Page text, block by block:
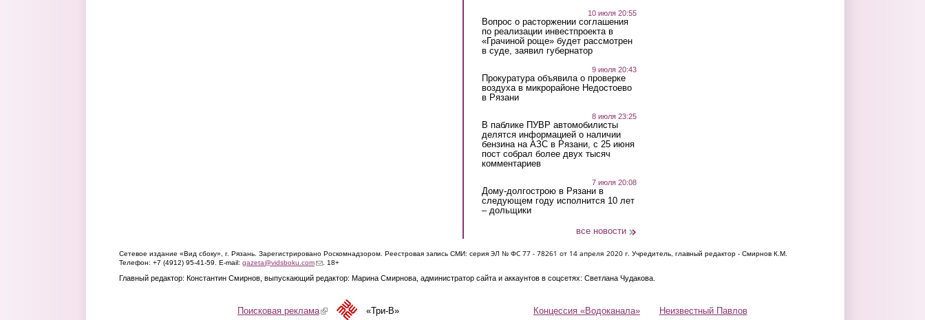
10 июля 20:55
Вопрос о расторжении соглашения
по реализации инвестпроекта в
«Грачиной роще» будет рассмотрен
в суде, заявил губернатор
9 июля 20:43
Прокуратура объявила о проверке
воздуха в микрорайоне Недостоево
в Рязани
8 июля 23:25
В паблике ПУВР автомобилисты
делятся информацией о наличии
бензина на АЗС в Рязани, с 25 июня
пост собрал более двух тысяч
комментариев
7 июля 20:08
Дому-долгострою в Рязани в
следующем году исполнится 10 лет
– дольщики
все новости
Сетевое издание «Вид сбоку», г. Рязань. Зарегистрировано Роскомнадзором. Реестровая запись СМИ: серия ЭЛ № ФС 77 - 78261 от 14 апреля 2020 г. Учредитель, главный редактор - Смирнов К.М.
Телефон: +7 (4912) 95-41-59. E-mail: gazeta@vidsboku.com(link sends e-mail)
. 18+
Главный редактор: Константин Смирнов, выпускающий редактор: Марина Смирнова, администратор сайта и аккаунтов в соцсетях: Светлана Чудакова.
Концессия «Водоканала» Неизвестный Павлов
Поисковая реклама(link is external)«Три-В»